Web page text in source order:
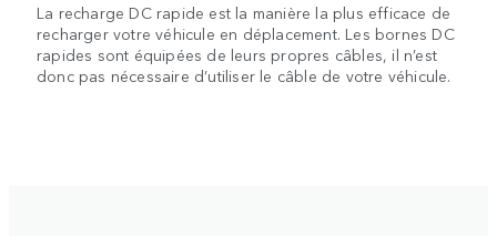
La recharge DC rapide est la manière la plus efficace de
recharger votre véhicule en déplacement. Les bornes DC
rapides sont équipées de leurs propres câbles, il n’est
donc pas nécessaire d’utiliser le câble de votre véhicule.